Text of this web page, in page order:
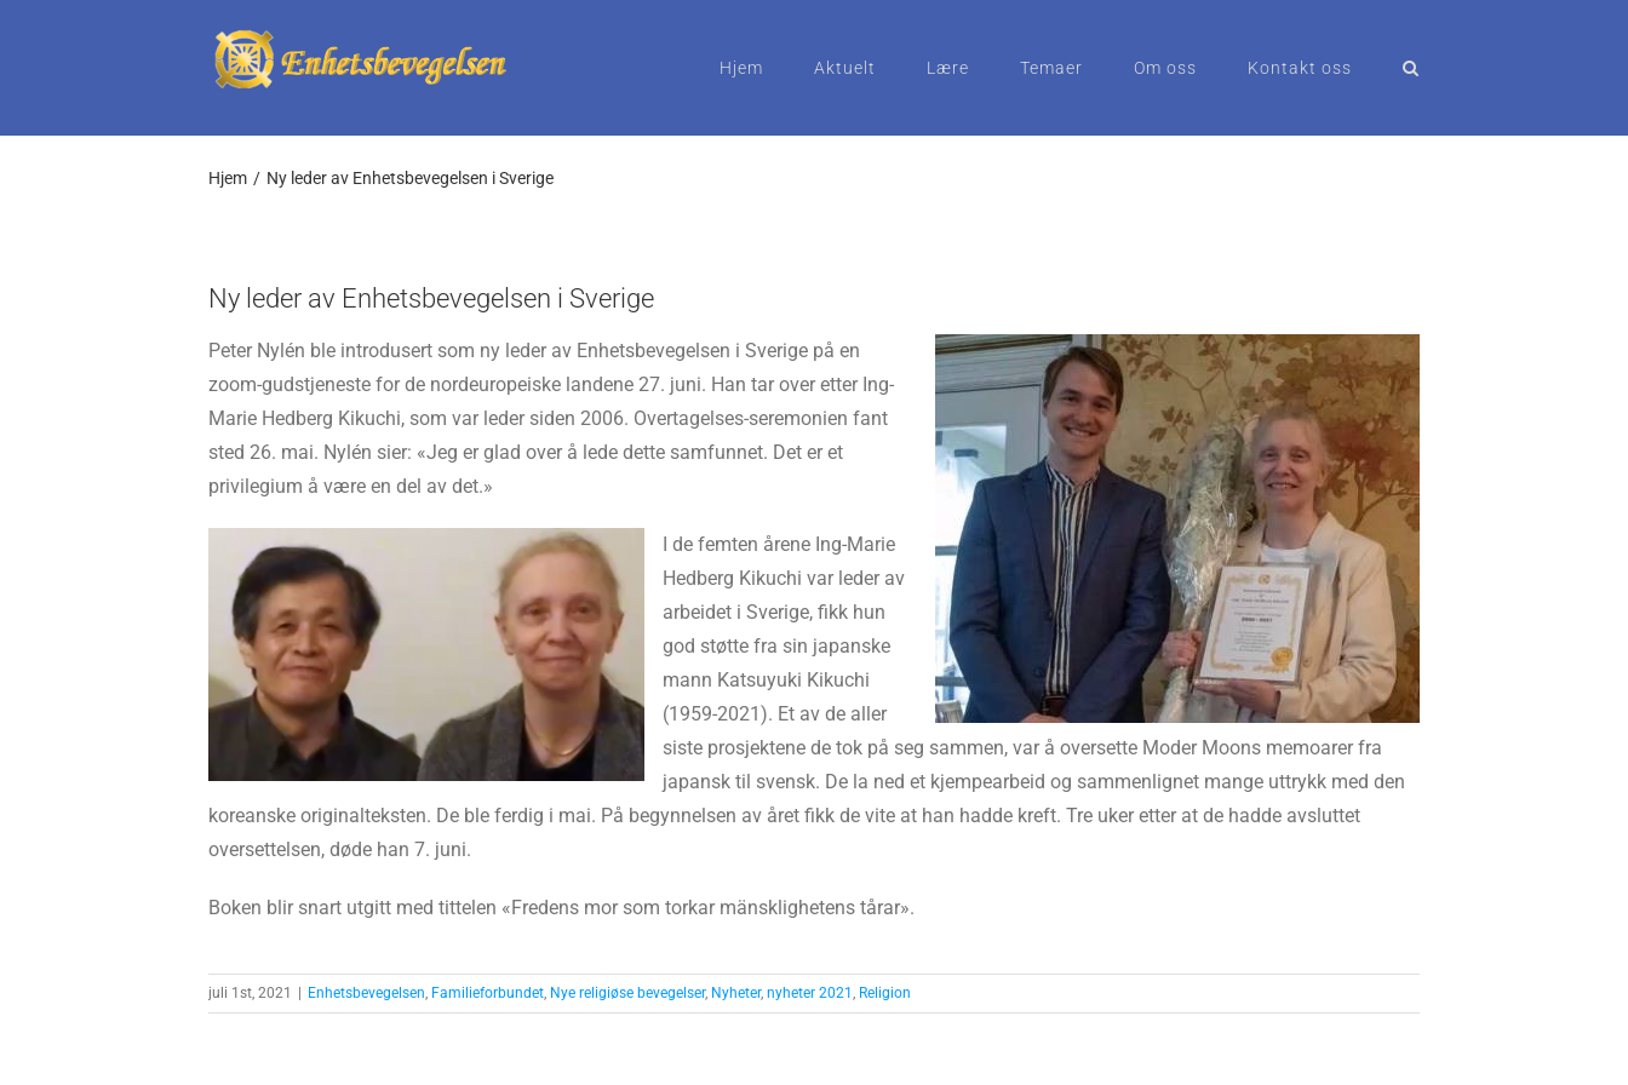
Hjem Aktuelt Lære Temaer Om oss Kontakt oss
Hjem Ny leder av Enhetsbevegelsen i Sverige
Ny leder av Enhetsbevegelsen i Sverige
Peter Nylén ble introdusert som ny leder av Enhetsbevegelsen i Sverige på en
zoom-gudstjeneste for de nordeuropeiske landene 27. juni. Han tar over etter Ing-
Marie Hedberg Kikuchi, som var leder siden 2006. Overtagelses-seremonien fant
sted 26. mai. Nylén sier: «Jeg er glad over å lede dette samfunnet. Det er et
privilegium å være en del av det.»
I de femten årene Ing-Marie
Hedberg Kikuchi var leder av
arbeidet i Sverige, fikk hun
god støtte fra sin japanske
mann Katsuyuki Kikuchi
(1959-2021). Et av de aller
siste prosjektene de tok på seg sammen, var å oversette Moder Moons memoarer fra
japansk til svensk. De la ned et kjempearbeid og sammenlignet mange uttrykk med den
koreanske originalteksten. De ble ferdig i mai. På begynnelsen av året fikk de vite at han hadde kreft. Tre uker etter at de hadde avsluttet
oversettelsen, døde han 7. juni.
Boken blir snart utgitt med tittelen «Fredens mor som torkar mänsklighetens tårar».
juli 1st, 2021 | Enhetsbevegelsen Familieforbundet Nye religiøse bevegelser, Nyheter, nyheter 2021 Religion